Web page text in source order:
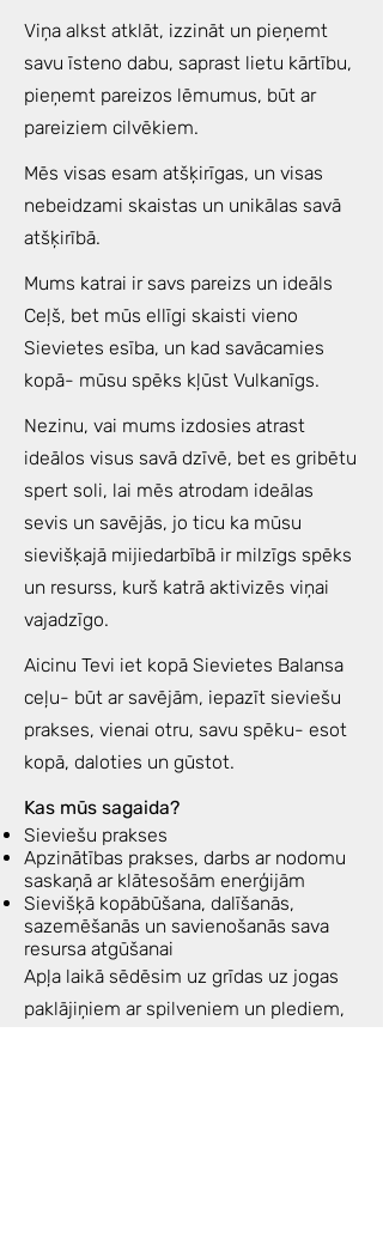
Viņa alkst atklāt, izzināt un pieņemt
savu īsteno dabu, saprast lietu kārtību,
pieņemt pareizos lēmumus, būt ar
pareiziem cilvēkiem.
Mēs visas esam atšķirīgas, un visas
nebeidzami skaistas un unikālas savā
atšķirībā.
Mums katrai ir savs pareizs un ideāls
Ceļš, bet mūs ellīgi skaisti vieno
Sievietes esība, un kad savācamies
kopā- mūsu spēks kļūst Vulkanīgs.
Nezinu, vai mums izdosies atrast
ideālos visus savā dzīvē, bet es gribētu
spert soli, lai mēs atrodam ideālas
sevis un savējās, jo ticu ka mūsu
sievišķajā mijiedarbībā ir milzīgs spēks
un resurss, kurš katrā aktivizēs viņai
vajadzīgo.
Aicinu Tevi iet kopā Sievietes Balansa
ceļu- būt ar savējām, iepazīt sieviešu
prakses, vienai otru, savu spēku- esot
kopā, daloties un gūstot.
Kas mūs sagaida?
Sieviešu prakses
Apzinātības prakses, darbs ar nodomu
saskaņā ar klātesošām enerģijām
Sievišķā kopābūšana, dalīšanās,
sazemēšanās un savienošanās sava
resursa atgūšanai
Apļa laikā sēdēsim uz grīdas uz jogas
paklājiņiem ar spilveniem un plediem,